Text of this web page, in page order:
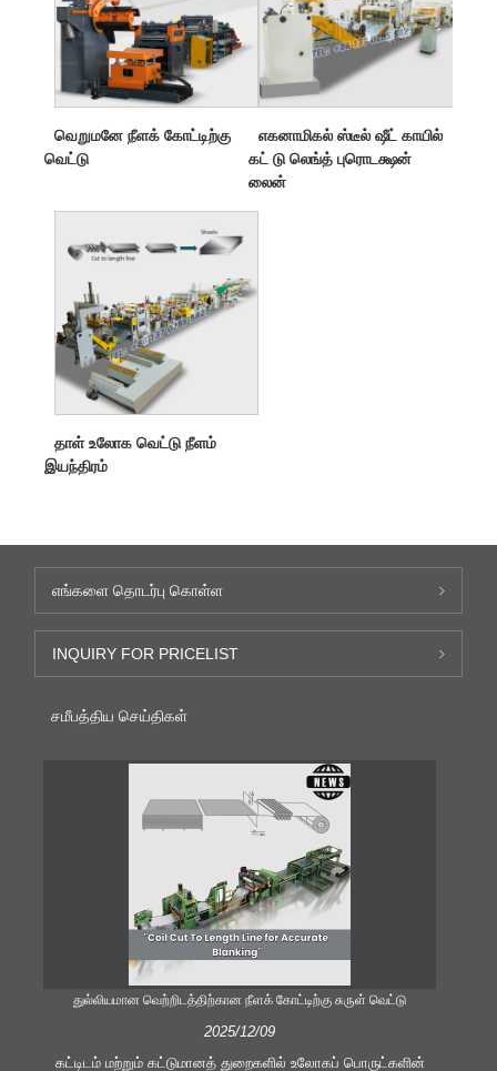
வெறுமனே நீளக் கோட்டிற்கு
வெட்டு
எகனாமிகல் ஸ்டீல் ஷீட் காயில்
கட் டு லெங்த் புரொடக்ஷன்
லைன்
தாள் உலோக வெட்டு நீளம்
இயந்திரம்
எங்களை தொடர்பு கொள்ள
INQUIRY FOR PRICELIST
சமீபத்திய செய்திகள்
துல்லியமான வெற்றிடத்திற்கான நீளக் கோட்டிற்கு சுருள் வெட்டு
2025/12/09
கட்டிடம் மற்றும் கட்டுமானத் துறைகளில் உலோகப் பொருட்களின்